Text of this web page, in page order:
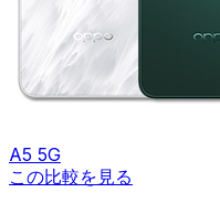
A5 5G
この比較を見る